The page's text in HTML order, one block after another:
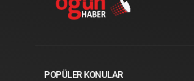
POPÜLER KONULAR